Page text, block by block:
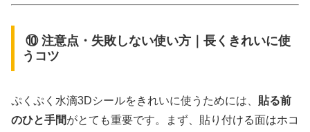
⑩ 注意点・失敗しない使い方｜長くきれいに使
うコツ
ぷくぷく水滴3Dシールをきれいに使うためには、 貼る前
のひと手間がとても重要です。まず、貼り付ける面はホコ